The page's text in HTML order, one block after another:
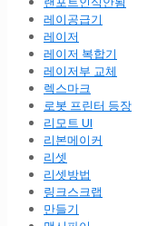
레이공급기
레이저
레이저 복합기
레이저부 교체
렉스마크
로봇 프린터 등장
리모트 UI
리본메이커
리셋
리셋방법
링크스크랩
만들기